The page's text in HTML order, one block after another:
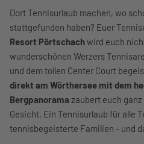
Dort Tennisurlaub machen, wo
stattgefunden haben? Euer
Resort Pörtschachwird euch
wunderschönen Werzers
und dem tollen Center Court
direkt am Wörthersee mit dem
Bergpanorama zaubert euch
Gesicht. Ein Tennisurlaub für alle
tennisbegeisterte Familien - und